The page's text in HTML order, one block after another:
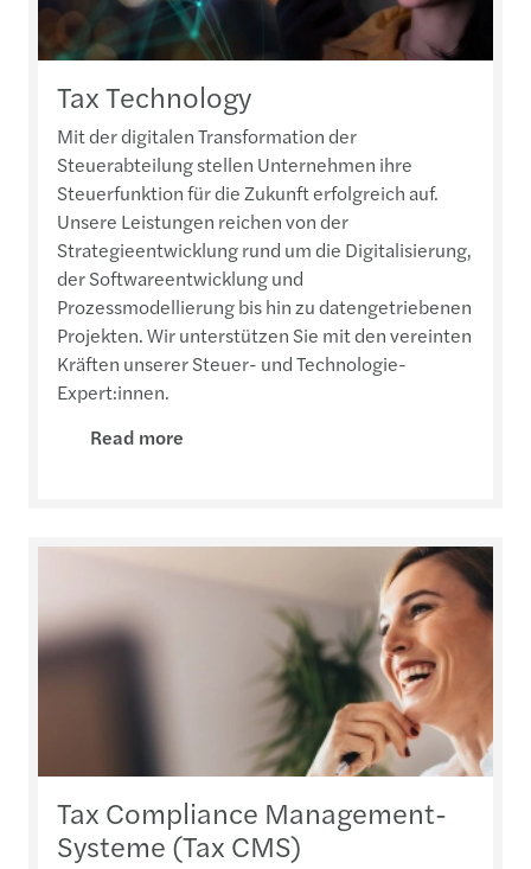
Tax Technology
Mit der digitalen Transformation der
Steuerabteilung stellen Unternehmen ihre
Steuerfunktion für die Zukunft erfolgreich auf.
Unsere Leistungen reichen von der
Strategieentwicklung rund um die Digitalisierung,
der Softwareentwicklung und
Prozessmodellierung bis hin zu datengetriebenen
Projekten. Wir unterstützen Sie mit den vereinten
Kräften unserer Steuer- und Technologie-
Expert:innen.
Read more
Tax Compliance Management-
Systeme (Tax CMS)